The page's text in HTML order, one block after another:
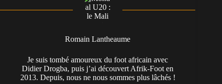
Romain Lantheaume
Je suis tombé amoureux du foot africain avec
Didier Drogba, puis j’ai découvert Afrik-Foot en
2013. Depuis, nous ne nous sommes plus lâchés !